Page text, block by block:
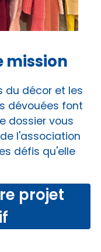
mission
du décor et les
dévouées font
dossier vous
l'association
défis qu'elle
projet